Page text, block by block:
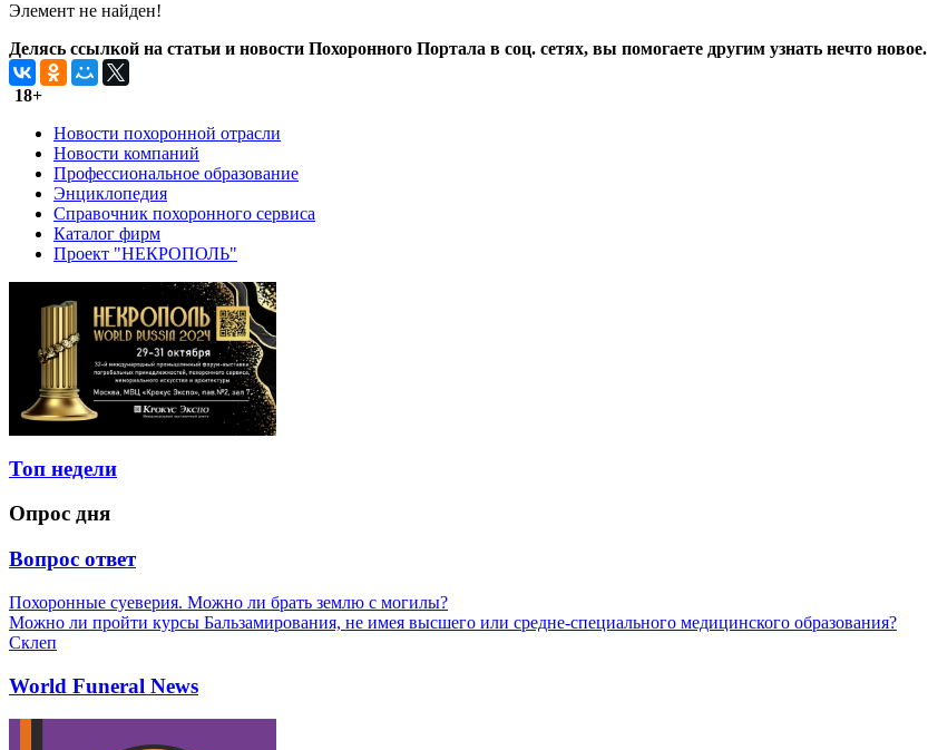
Элемент не найден!
Делясь ссылкой на статьи и новости Похоронного Портала в соц. сетях, вы помогаете другим узнать нечто новое.
18+
Новости похоронной отрасли
Новости компаний
Профессиональное образование
Энциклопедия
Справочник похоронного сервиса
Каталог фирм
Проект "НЕКРОПОЛЬ"
Топ недели
Опрос дня
Вопрос ответ
Похоронные суеверия. Можно ли брать землю с могилы?
Можно ли пройти курсы Бальзамирования, не имея высшего или средне-специального медицинского образования?
Склеп
World Funeral News